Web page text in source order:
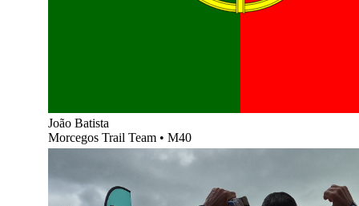
João Batista
Morcegos Trail Team • M40